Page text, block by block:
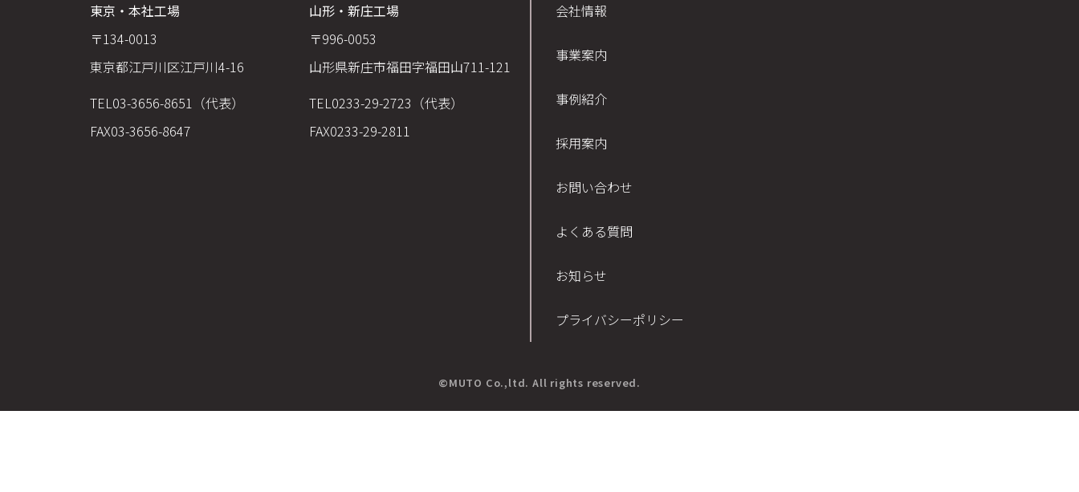
東京・本社工場
〒134-0013
東京都江戸川区江戸川4-16
TEL03-3656-8651（代表）
FAX03-3656-8647
山形・新庄工場
〒996-0053
山形県新庄市福田字福田山711-121
TEL0233-29-2723（代表）
FAX0233-29-2811
会社情報
事業案内
事例紹介
採用案内
お問い合わせ
よくある質問
お知らせ
プライバシーポリシー
©MUTO Co.,ltd. All rights reserved.